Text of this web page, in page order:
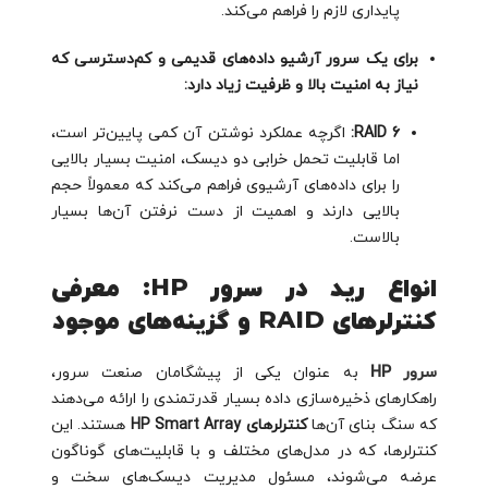
پایداری لازم را فراهم می‌کند.
برای یک سرور آرشیو داده‌های قدیمی و کم‌دسترسی که
نیاز به امنیت بالا و ظرفیت زیاد دارد:
RAID 6: اگرچه عملکرد نوشتن آن کمی پایین‌تر است،
اما قابلیت تحمل خرابی دو دیسک، امنیت بسیار بالایی
را برای داده‌های آرشیوی فراهم می‌کند که معمولاً حجم
بالایی دارند و اهمیت از دست نرفتن آن‌ها بسیار
بالاست.
انواع رید در سرور HP: معرفی
کنترلرهای RAID و گزینه‌های موجود
سرور HP
به عنوان یکی از پیشگامان صنعت سرور،
راهکارهای ذخیره‌سازی داده بسیار قدرتمندی را ارائه می‌دهند
که سنگ بنای آن‌هاکنترلرهای HP Smart Array
هستند. این
کنترلرها، که در مدل‌های مختلف و با قابلیت‌های گوناگون
عرضه می‌شوند، مسئول مدیریت دیسک‌های سخت و